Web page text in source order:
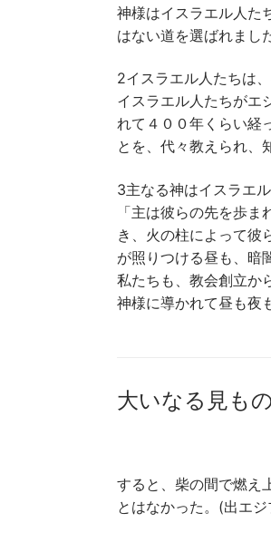
神様はイスラエル人た
はない道を選ばれまし
2イスラエル人たちは
イスラエル人たちがエ
れて４００年くらい経
とを、代々教えられ、
3主なる神はイスラエ
「主は彼らの先を歩
き、火の柱によって彼
が照りつける昼も、暗
私たちも、教会創立か
神様に導かれて昼も夜
大いなる見も
すると、柴の間で燃え
とはなかった。(出エジ